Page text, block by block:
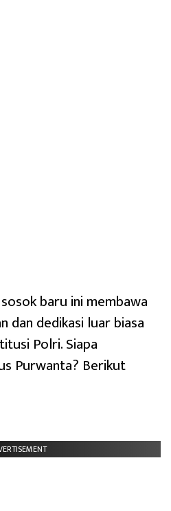
baru ini membawa
dan dedikasi luar biasa
Polri. Siapa
Purwanta? Berikut